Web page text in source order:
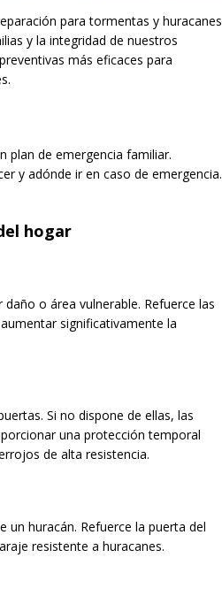
para tormentas y huracanes
y la integridad de nuestros
más eficaces para
plan de emergencia familiar.
y adónde ir en caso de emergencia.
hogar
o área vulnerable. Refuerce las
significativamente la
Si no dispone de ellas, las
una protección temporal
de alta resistencia.
un huracán. Refuerce la puerta del
resistente a huracanes.